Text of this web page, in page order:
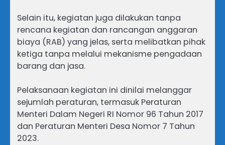
Selain itu, kegiatan juga dilakukan tanpa
rencana kegiatan dan rancangan anggaran
biaya (RAB) yang jelas, serta melibatkan pihak
ketiga tanpa melalui mekanisme pengadaan
barang dan jasa.
Pelaksanaan kegiatan ini dinilai melanggar
sejumlah peraturan, termasuk Peraturan
Menteri Dalam Negeri RI Nomor 96 Tahun 2017
dan Peraturan Menteri Desa Nomor 7 Tahun
2023.